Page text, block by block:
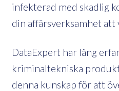
infekterad med skadlig
din affärsverksamhet att
DataExpert har lång
kriminaltekniska
denna kunskap för att